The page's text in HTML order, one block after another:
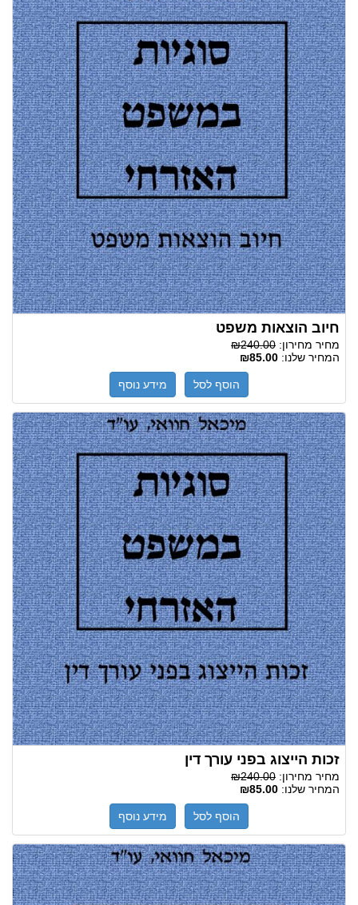
חיוב הוצאות משפט
מחיר מחירון: ₪240.00
המחיר שלנו: ₪85.00
הוסף לסל מידע נוסף
זכות הייצוג בפני עורך דין
מחיר מחירון: ₪240.00
המחיר שלנו: ₪85.00
הוסף לסל מידע נוסף